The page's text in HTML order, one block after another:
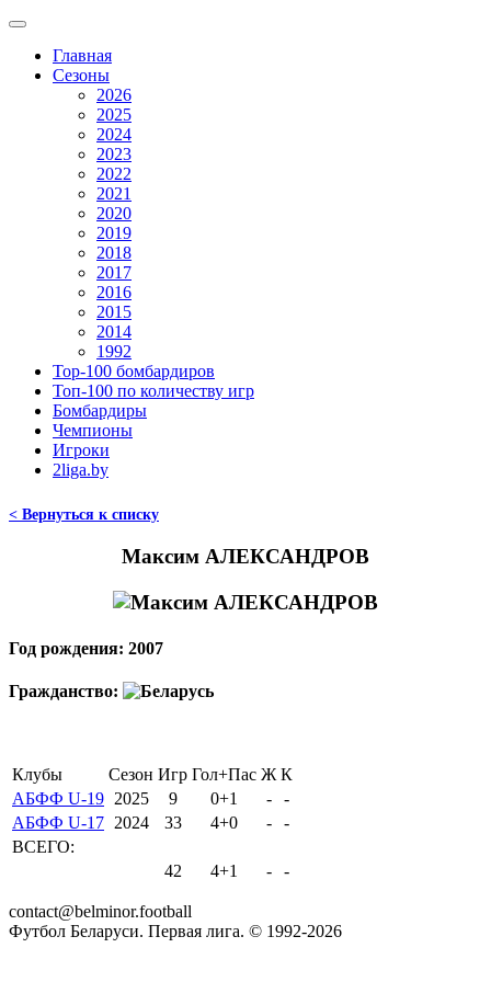
Главная
Сезоны
2026
2025
2024
2023
2022
2021
2020
2019
2018
2017
2016
2015
2014
1992
Top-100 бомбардиров
Топ-100 по количеству игр
Бомбардиры
Чемпионы
Игроки
2liga.by
< Вернуться к списку
Максим АЛЕКСАНДРОВ
Год рождения: 2007
Гражданство:
Клубы Сезон Игр Гол+Пас Ж К
АБФФ U-19 2025 9 0+1 -
-
АБФФ U-17 2024 33 4+0 -
-
ВСЕГО:
42
4+1 - -
contact@belminor.football
Футбол Беларуси. Первая лига. © 1992-2026